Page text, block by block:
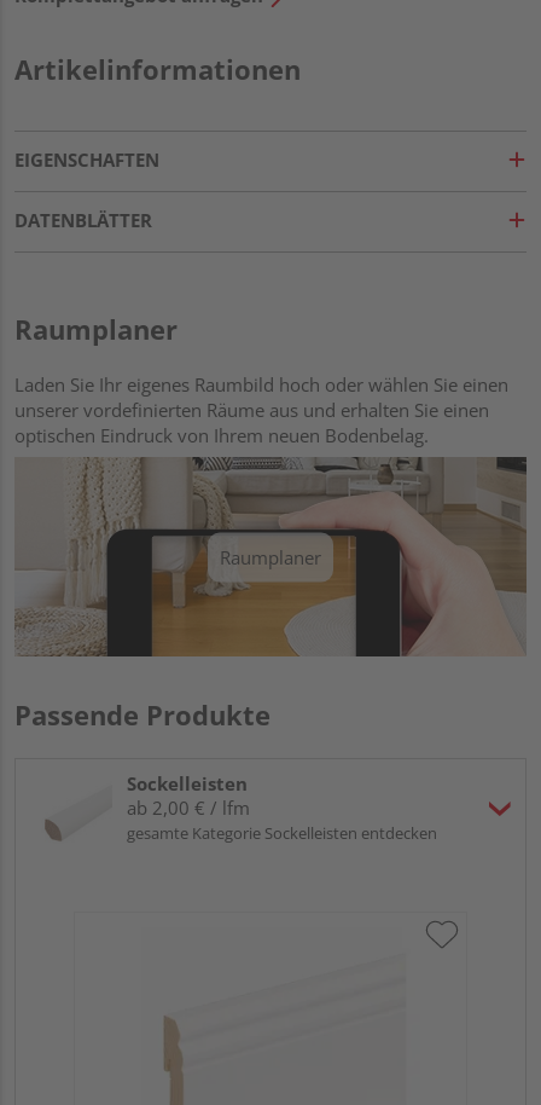
Artikelinformationen
EIGENSCHAFTEN
DATENBLÄTTER
Raumplaner
Laden Sie Ihr eigenes Raumbild hoch oder wählen Sie einen
unserer vordefinierten Räume aus und erhalten Sie einen
optischen Eindruck von Ihrem neuen Bodenbelag.
Raumplaner
Passende Produkte
Sockelleisten
ab 2,00 € / lfm
gesamte Kategorie Sockelleisten entdecken